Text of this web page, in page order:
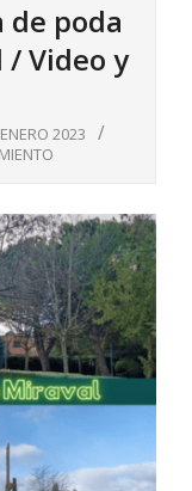
de poda
Video y
2023